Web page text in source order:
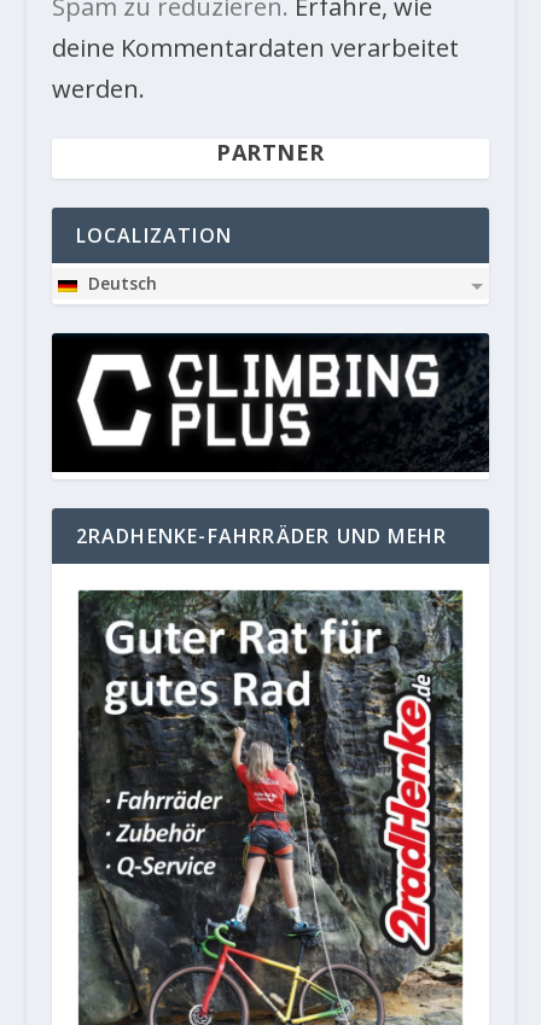
Spam zu reduzieren. Erfahre, wie
deine Kommentardaten verarbeitet
werden.
PARTNER
LOCALIZATION
Deutsch
2RADHENKE-FAHRRÄDER UND MEHR